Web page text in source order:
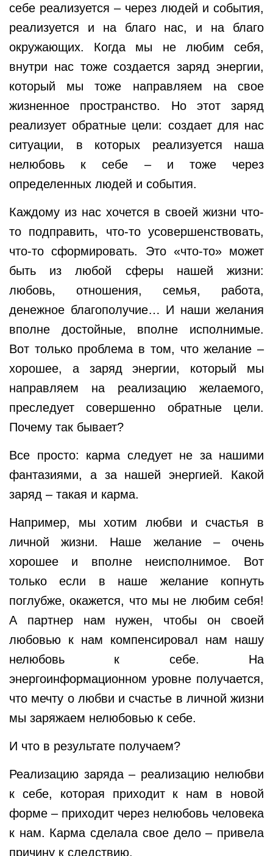
себе реализуется – через людей и события,
реализуется и на благо нас, и на благо
окружающих. Когда мы не любим себя,
внутри нас тоже создается заряд энергии,
который мы тоже направляем на свое
жизненное пространство. Но этот заряд
реализует обратные цели: создает для нас
ситуации, в которых реализуется наша
нелюбовь к себе – и тоже через
определенных людей и события.
Каждому из нас хочется в своей жизни что-
то подправить, что-то усовершенствовать,
что-то сформировать. Это «что-то» может
быть из любой сферы нашей жизни:
любовь, отношения, семья, работа,
денежное благополучие… И наши желания
вполне достойные, вполне исполнимые.
Вот только проблема в том, что желание –
хорошее, а заряд энергии, который мы
направляем на реализацию желаемого,
преследует совершенно обратные цели.
Почему так бывает?
Все просто: карма следует не за нашими
фантазиями, а за нашей энергией. Какой
заряд – такая и карма.
Например, мы хотим любви и счастья в
личной жизни. Наше желание – очень
хорошее и вполне неисполнимое. Вот
только если в наше желание копнуть
поглубже, окажется, что мы не любим себя!
А партнер нам нужен, чтобы он своей
любовью к нам компенсировал нам нашу
нелюбовь к себе. На
энергоинформационном уровне получается,
что мечту о любви и счастье в личной жизни
мы заряжаем нелюбовью к себе.
И что в результате получаем?
Реализацию заряда – реализацию нелюбви
к себе, которая приходит к нам в новой
форме – приходит через нелюбовь человека
к нам. Карма сделала свое дело – привела
причину к следствию.